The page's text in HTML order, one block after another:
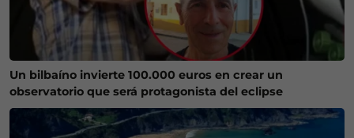
Un bilbaíno invierte 100.000 euros en crear un
observatorio que será protagonista del eclipse